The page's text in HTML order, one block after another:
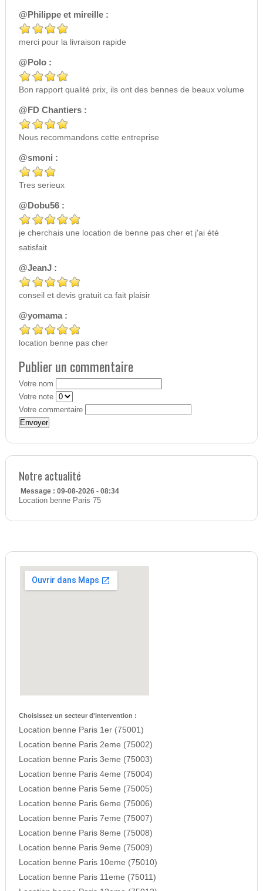
@Philippe et mireille :
merci pour la livraison rapide
@Polo :
Bon rapport qualité prix, ils ont des bennes de beaux volume
@FD Chantiers :
Nous recommandons cette entreprise
@smoni :
Tres serieux
@Dobu56 :
je cherchais une location de benne pas cher et j'ai été
satisfait
@JeanJ :
conseil et devis gratuit ca fait plaisir
@yomama :
location benne pas cher
Publier un commentaire
Votre nom
Votre note
Votre commentaire
Notre actualité
Message : 09-08-2026 - 08:34
Location benne Paris 75
Choisissez un secteur d'intervention :
Location benne Paris 1er (75001)
Location benne Paris 2eme (75002)
Location benne Paris 3eme (75003)
Location benne Paris 4eme (75004)
Location benne Paris 5eme (75005)
Location benne Paris 6eme (75006)
Location benne Paris 7eme (75007)
Location benne Paris 8eme (75008)
Location benne Paris 9eme (75009)
Location benne Paris 10eme (75010)
Location benne Paris 11eme (75011)